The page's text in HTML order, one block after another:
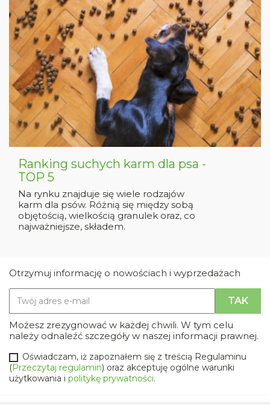
Ranking suchych karm dla psa -
TOP 5
Na rynku znajduje się wiele rodzajów
karm dla psów. Różnią się między sobą
objętością, wielkością granulek oraz, co
najważniejsze, składem.
Otrzymuj informację o nowościach i wyprzedażach
Możesz zrezygnować w każdej chwili. W tym celu
należy odnaleźć szczegóły w naszej informacji prawnej.
Oświadczam, iż zapoznałem się z treścią Regulaminu
(Przeczytaj regulamin) oraz akceptuję ogólne warunki
użytkowania i politykę prywatności.